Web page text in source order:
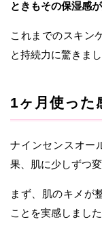
ときもその保湿感
これまでのスキン
と持続力に驚きまし
1ヶ月使った
ナインセンスオー
果、肌に少しずつ
まず、肌のキメが
ことを実感しました